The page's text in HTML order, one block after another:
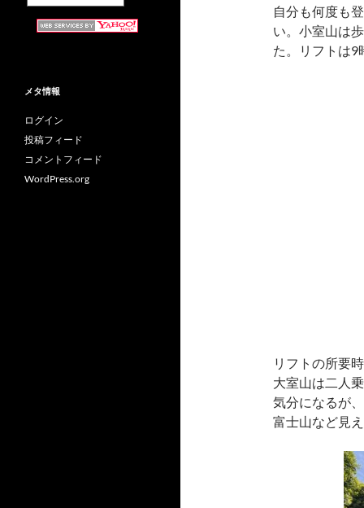
自分も何度も
い。小室山は
た。リフトは9
リフトの所要
大室山は二人
気分になるが
富士山など見
メタ情報
ログイン
投稿フィード
コメントフィード
WordPress.org